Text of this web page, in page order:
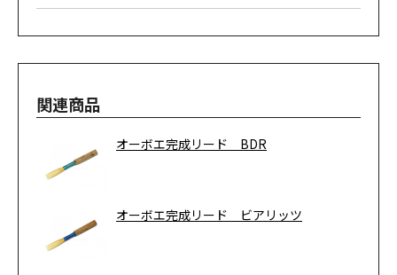
関連商品
オーボエ完成リード BDR
オーボエ完成リード ビアリッツ